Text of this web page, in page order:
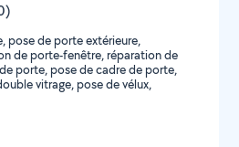
pose de porte extérieure,
de porte-fenêtre, réparation de
porte, pose de cadre de porte,
vitrage, pose de vélux,